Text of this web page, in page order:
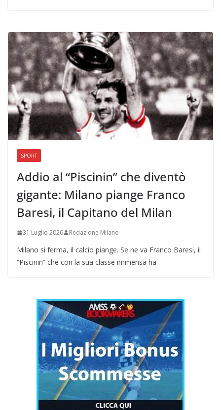
SPORT
Addio al “Piscinin” che diventò
gigante: Milano piange Franco
Baresi, il Capitano del Milan
31 Luglio 2026 Redazione Milano
Milano si ferma, il calcio piange. Se ne va Franco Baresi, il
“Piscinin” che con la sua classe immensa ha